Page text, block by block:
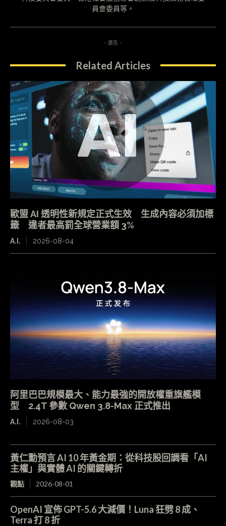
員會委員等。
- 廣告 -
Related Articles
歐盟 AI 透明性新規定正式生效 生成內容必須加標
籤 違者最高罰全球營業額 3%
A.I. 2026-08-04
阿里巴巴規模最大、能力最強的開放權重旗艦模
型 2.4T 參數 Qwen 3.8-Max 正式推出
A.I. 2026-08-03
黃仁勳預言 AI 10 年黃金期：從科技股回調看「AI
主權」與實體 AI 的關鍵轉折
觀點 2026-08-01
OpenAI 宣佈 GPT-5.6 大減價！Luna 狂劈 8 成、
Terra 打 8 折